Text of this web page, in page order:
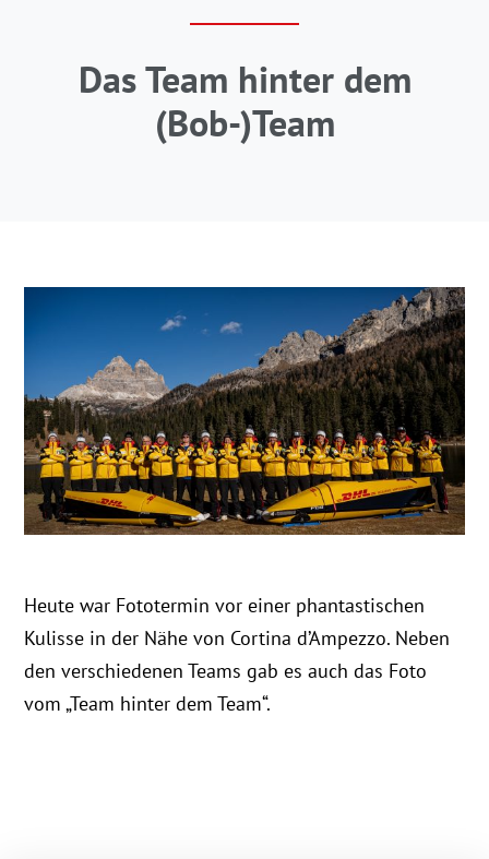
Das Team hinter dem
(Bob-)Team
Heute war Fototermin vor einer phantastischen
Kulisse in der Nähe von Cortina d’Ampezzo. Neben
den verschiedenen Teams gab es auch das Foto
vom „Team hinter dem Team“.